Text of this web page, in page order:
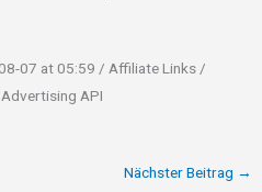
07 at 05:59 / Affiliate Links /
API
Nächster Beitrag →